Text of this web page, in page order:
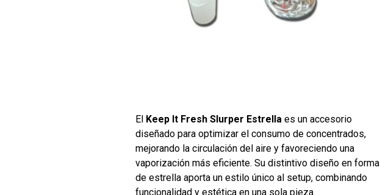
El Keep It Fresh Slurper Estrella es un accesorio
diseñado para optimizar el consumo de concentrados,
mejorando la circulación del aire y favoreciendo una
vaporización más eficiente. Su distintivo diseño en forma
de estrella aporta un estilo único al setup, combinando
funcionalidad y estética en una sola pieza.